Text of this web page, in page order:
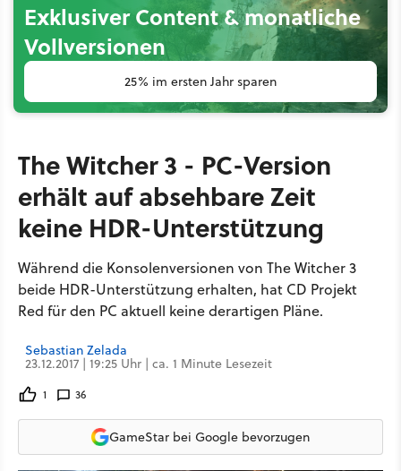
Exklusiver Content & monatliche
Vollversionen
25% im ersten Jahr sparen
The Witcher 3 - PC-Version
erhält auf absehbare Zeit
keine HDR-Unterstützung
Während die Konsolenversionen von The Witcher 3
beide HDR-Unterstützung erhalten, hat CD Projekt
Red für den PC aktuell keine derartigen Pläne.
Sebastian Zelada
23.12.2017 | 19:25 Uhr | ca. 1 Minute Lesezeit
1 36
GameStar bei Google bevorzugen